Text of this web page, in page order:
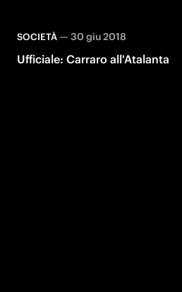
SOCIETÀ— 30 giu 2018
Ufficiale: Carraro all'Atalanta